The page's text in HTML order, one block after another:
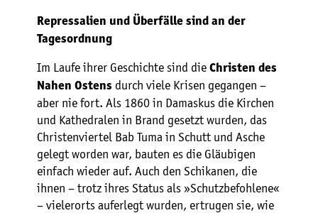
Repressalien und Überfälle sind an der
Tagesordnung
Im Laufe ihrer Geschichte sind die Christen des
Nahen Ostens durch viele Krisen gegangen –
aber nie fort. Als 1860 in Damaskus die Kirchen
und Kathedralen in Brand gesetzt wurden, das
Christenviertel Bab Tuma in Schutt und Asche
gelegt worden war, bauten es die Gläubigen
einfach wieder auf. Auch den Schikanen, die
ihnen – trotz ihres Status als »Schutzbefohlene«
– vielerorts auferlegt wurden, ertrugen sie, wie